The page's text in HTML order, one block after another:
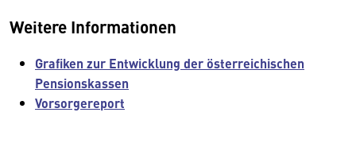
Weitere Informationen
Grafiken zur Entwicklung der österreichischen
Pensionskassen
Vorsorgereport